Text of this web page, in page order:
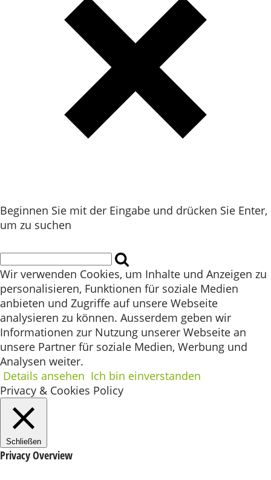
Beginnen Sie mit der Eingabe und drücken Sie Enter,
um zu suchen
Wir verwenden Cookies, um Inhalte und Anzeigen zu
personalisieren, Funktionen für soziale Medien
anbieten und Zugriffe auf unsere Webseite
analysieren zu können. Ausserdem geben wir
Informationen zur Nutzung unserer Webseite an
unsere Partner für soziale Medien, Werbung und
Analysen weiter.
Details ansehen Ich bin einverstanden
Privacy & Cookies Policy
Schließen
Privacy Overview